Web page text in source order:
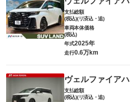
支払総額
(税込)(リ済込・追)
車両本体価格
(税込)
年式2025年
走行0.6万km
ヴェルファイア
支払総額
(税込)(リ済込・追)